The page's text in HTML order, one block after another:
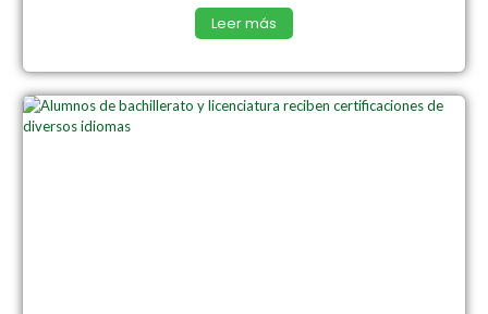
Leer más